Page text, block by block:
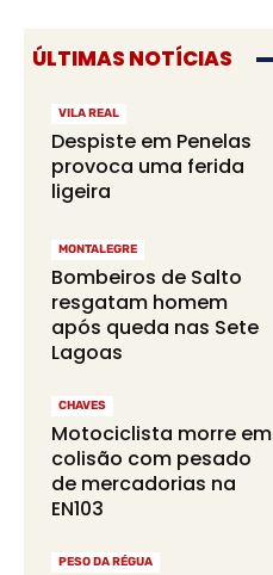
ÚLTIMAS NOTÍCIAS
VILA REAL
Despiste em Penelas
provoca uma ferida
ligeira
MONTALEGRE
Bombeiros de Salto
resgatam homem
após queda nas Sete
Lagoas
CHAVES
Motociclista morre em
colisão com pesado
de mercadorias na
EN103
PESO DA RÉGUA